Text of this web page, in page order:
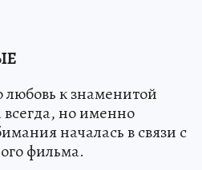
любовь к знаменитой
всегда, но именно
началась в связи с
фильма.